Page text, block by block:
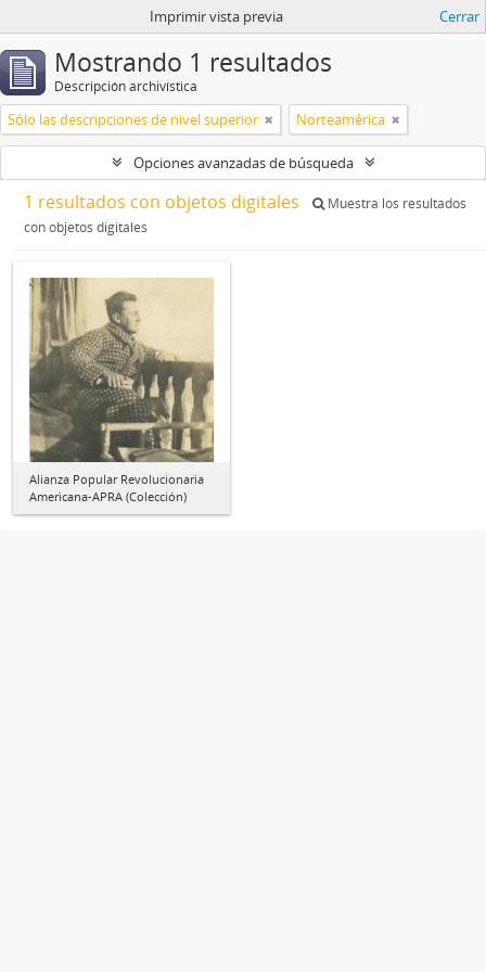
Imprimir vista previa Cerrar
Mostrando 1 resultados
Descripción archivística
Sólo las descripciones de nivel superior Norteamérica
Opciones avanzadas de búsqueda
1 resultados con objetos digitales
Muestra los resultados
con objetos digitales
Alianza Popular Revolucionaria
Americana-APRA (Colección)